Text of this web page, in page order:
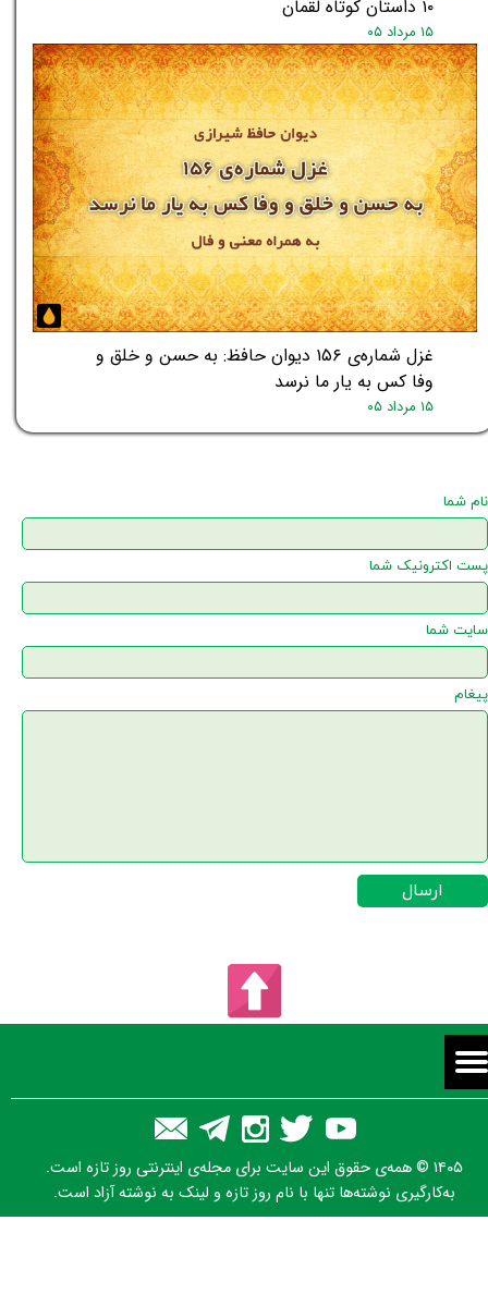
۱۰ داستان کوتاه لقمان
۱۵ مرداد ۰۵
غزل شماره‌ی ۱۵۶ دیوان حافظ: به حسن و خلق و
وفا کس به یار ما نرسد
۱۵ مرداد ۰۵
نام شما
پست اکترونیک شما
سایت شما
پیغام
ارسال
۱۴۰۵ © همه‌ی حقوق این سایت برای مجله‌ی اینترنتی روز تازه است.
به‌کارگیری نوشته‌ها تنها با نام روز تازه و لینک به نوشته آزاد است.